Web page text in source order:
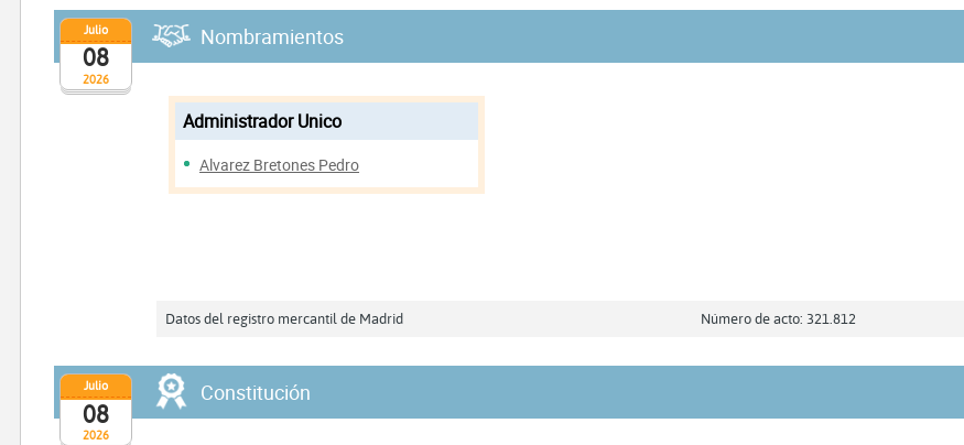
2026
Julio
08
Nombramientos
Administrador Unico
Alvarez Bretones Pedro
Datos del registro mercantil de Madrid Número de acto: 321.812
2026
Julio
08
Constitución